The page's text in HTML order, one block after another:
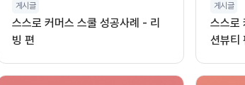
게시글
스스로 커머스 스쿨 성공사례 - 리
빙 편
게시글
스스로
션뷰티